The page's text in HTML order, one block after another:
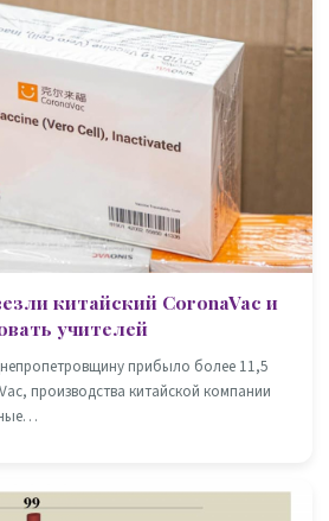
китайский CoronaVac и
учителей
прибыло более 11,5
производства китайской компании